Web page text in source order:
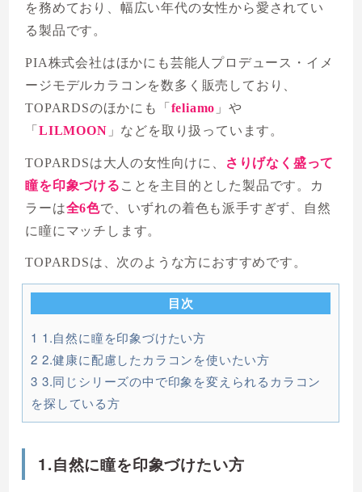
を務めており、幅広い年代の女性から愛されてい
る製品です。
PIA株式会社はほかにも芸能人プロデュース・イメ
ージモデルカラコンを数多く販売しており、
TOPARDSのほかにも「 feliamo 」や
「 LILMOON 」などを取り扱っています。
TOPARDSは大人の女性向けに、
さりげなく盛って
瞳を印象づける ことを主目的とした製品です。カ
ラーは全6色で、いずれの着色も派手すぎず、自然
に瞳にマッチします。
TOPARDSは、次のような方におすすめです。
目次
1 1.自然に瞳を印象づけたい方
2 2.健康に配慮したカラコンを使いたい方
3 3.同じシリーズの中で印象を変えられるカラコン
を探している方
1.自然に瞳を印象づけたい方